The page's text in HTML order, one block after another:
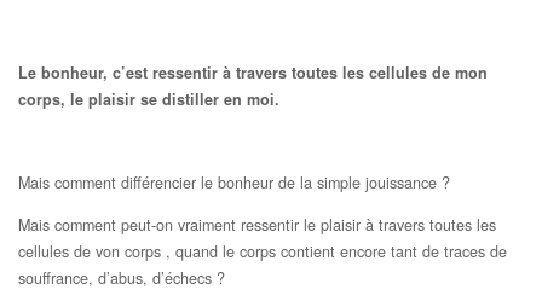
Le bonheur, c’est ressentir à travers toutes les cellules de mon
corps, le plaisir se distiller en moi.
Mais comment différencier le bonheur de la simple jouissance ?
Mais comment peut-on vraiment ressentir le plaisir à travers toutes les
cellules de von corps , quand le corps contient encore tant de traces de
souffrance, d’abus, d’échecs ?